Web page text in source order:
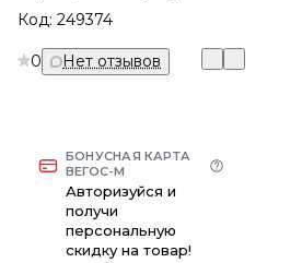
Код: 249374
0 Нет отзывов
БОНУСНАЯ КАРТА
ВЕГОС-М
Авторизуйся и
получи
персональную
скидку на товар!